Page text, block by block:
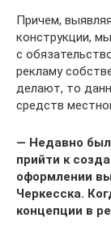
Причем,
конструкции,
с
рекламу
делают, то
средств
— Недавно
прийти к
оформлении
Черкесска.
концепции в